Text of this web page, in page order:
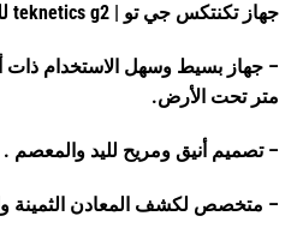
جهاز تكنتكس جي تو | teknetics g2 للكشف عن المعادن
متر تحت الأرض.
– تصميم أنيق ومريح لليد والمعصم .
– متخصص لكشف المعادن الثمينة و